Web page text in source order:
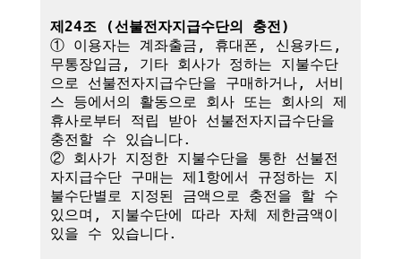
제24조 (선불전자지급수단의 충전)
① 이용자는 계좌출금, 휴대폰, 신용카드,
무통장입금, 기타 회사가 정하는 지불수단
으로 선불전자지급수단을 구매하거나, 서비
스 등에서의 활동으로 회사 또는 회사의 제
휴사로부터 적립 받아 선불전자지급수단을
충전할 수 있습니다.
② 회사가 지정한 지불수단을 통한 선불전
자지급수단 구매는 제1항에서 규정하는 지
불수단별로 지정된 금액으로 충전을 할 수
있으며, 지불수단에 따라 자체 제한금액이
있을 수 있습니다.